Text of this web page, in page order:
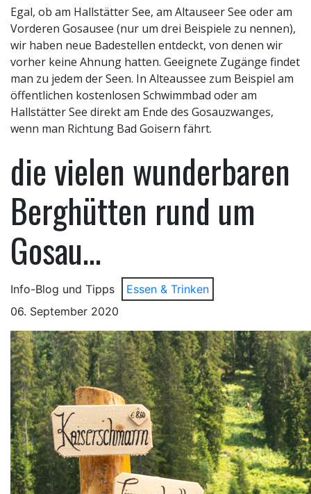
Egal, ob am Hallstätter See, am Altauseer See oder am
Vorderen Gosausee (nur um drei Beispiele zu nennen),
wir haben neue Badestellen entdeckt, von denen wir
vorher keine Ahnung hatten. Geeignete Zugänge findet
man zu jedem der Seen. In Alteaussee zum Beispiel am
öffentlichen kostenlosen Schwimmbad oder am
Hallstätter See direkt am Ende des Gosauzwanges,
wenn man Richtung Bad Goisern fährt.
die vielen wunderbaren
Berghütten rund um
Gosau...
Info-Blog und Tipps
Essen & Trinken
06. September 2020